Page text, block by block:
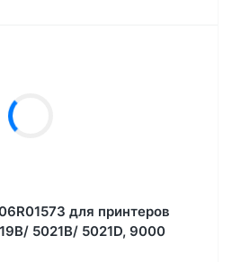
для принтеров
5021B/ 5021D, 9000